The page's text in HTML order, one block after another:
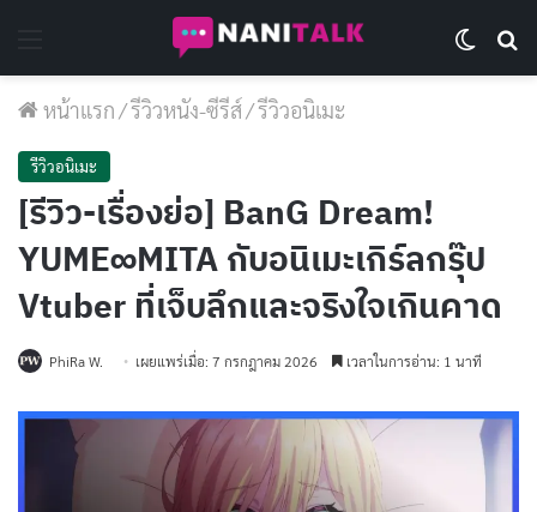
หน้าแรก/รีวิวหนัง-ซีรีส์/รีวิวอนิเมะ
รีวิวอนิเมะ
[รีวิว-เรื่องย่อ] BanG Dream!
YUME∞MITA กับอนิเมะเกิร์ลกรุ๊ป
Vtuber ที่เจ็บลึกและจริงใจเกินคาด
PhiRa W. เผยแพร่เมื่อ: 7 กรกฎาคม 2026 เวลาในการอ่าน: 1 นาที